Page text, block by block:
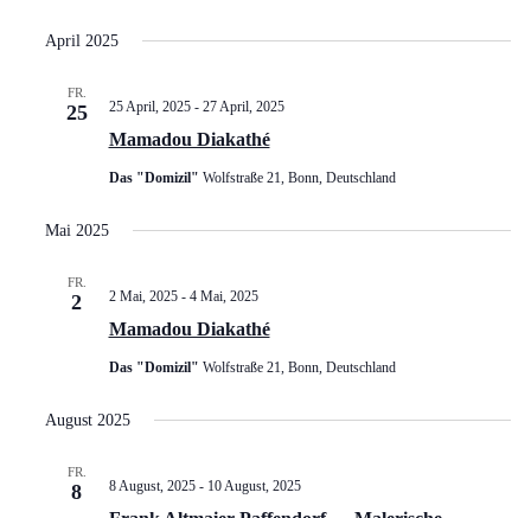
April 2025
FR.
25
Mamadou Diakathé
25 April, 2025- 27 April, 2025
Das "Domizil" Wolfstraße 21, Bonn, Deutschland
Mai 2025
FR.
2
Mamadou Diakathé
2 Mai, 2025- 4 Mai, 2025
Das "Domizil" Wolfstraße 21, Bonn, Deutschland
August 2025
FR.
8 8 August, 2025- 10 August, 2025